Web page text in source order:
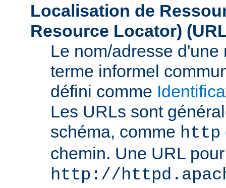
Localisation de
Resource Locator)
Le nom/adresse
terme informel
défini comme
Les URLs sont
schéma, comme http
chemin. Une URL
http://